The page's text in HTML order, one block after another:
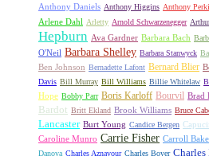
Anthony Daniels Anthony Higgins Anthony
Arlene Dahl Arletty Arnold Schwarzenegger
Hepburn Ava Gardner Barbara Bach
O'Neil Barbara Shelley Barbara Stanwyck
Ben Johnson Bernadette Lafont Bernard Blier
Davis Bill Murray Bill Williams Billie Whitelaw
Hope Bobby Parr Boris Karloff Bourvil Brad
Bardot Britt Ekland Brook Williams Bruce
Lancaster Burt Young Candice Bergen
Caroline Munro Carrie Fisher Carroll
Danova Charles Aznavour Charles Boyer Charles